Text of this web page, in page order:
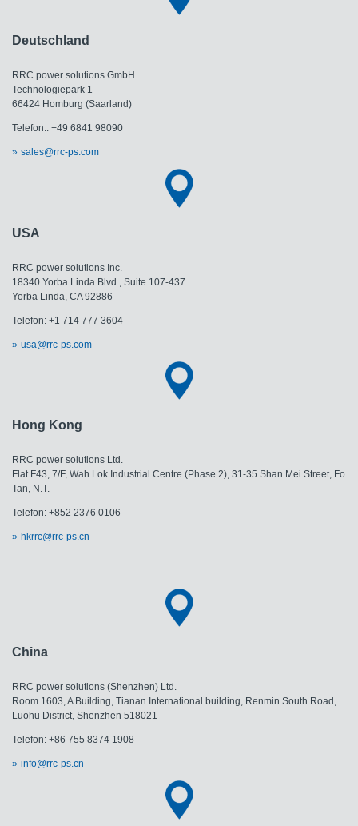
Deutschland
RRC power solutions GmbH
Technologiepark 1
66424 Homburg (Saarland)
Telefon.: +49 6841 98090
sales@rrc-ps.com
USA
RRC power solutions Inc.
18340 Yorba Linda Blvd., Suite 107-437
Yorba Linda, CA 92886
Telefon: +1 714 777 3604
usa@rrc-ps.com
Hong Kong
RRC power solutions Ltd.
Flat F43, 7/F, Wah Lok Industrial Centre (Phase 2), 31-35 Shan Mei Street, Fo
Tan, N.T.
Telefon: +852 2376 0106
hkrrc@rrc-ps.cn
China
RRC power solutions (Shenzhen) Ltd.
Room 1603, A Building, Tianan International building, Renmin South Road,
Luohu District, Shenzhen 518021
Telefon: +86 755 8374 1908
info@rrc-ps.cn